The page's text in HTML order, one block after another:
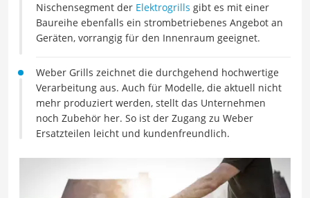
Nischensegment der Elektrogrills gibt es mit einer
Baureihe ebenfalls ein strombetriebenes Angebot an
Geräten, vorrangig für den Innenraum geeignet.
Weber Grills zeichnet die durchgehend hochwertige
Verarbeitung aus. Auch für Modelle, die aktuell nicht
mehr produziert werden, stellt das Unternehmen
noch Zubehör her. So ist der Zugang zu Weber
Ersatzteilen leicht und kundenfreundlich.